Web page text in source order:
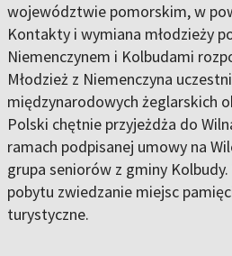
województwie pomorskim, w
Kontakty i wymiana młodzieży
Niemenczynem i Kolbudami
Młodzież z Niemenczyna
międzynarodowych żeglarskich
Polski chętnie przyjeżdża do
ramach podpisanej umowy na
grupa seniorów z gminy
pobytu zwiedzanie miejsc
turystyczne.